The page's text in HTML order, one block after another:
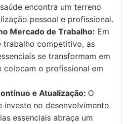
encontra um terreno
pessoal e profissional.
Mercado de Trabalho: Em
trabalho competitivo, as
se transformam em
colocam o profissional em
e Atualização: O
investe no desenvolvimento
essenciais abraça um